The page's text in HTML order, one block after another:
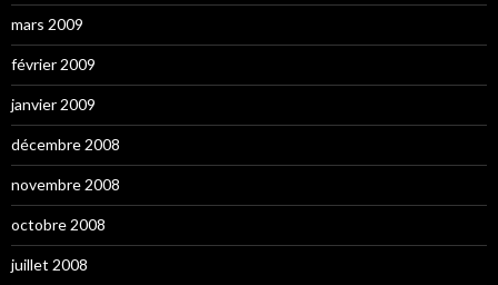
mars 2009
février 2009
janvier 2009
décembre 2008
novembre 2008
octobre 2008
juillet 2008